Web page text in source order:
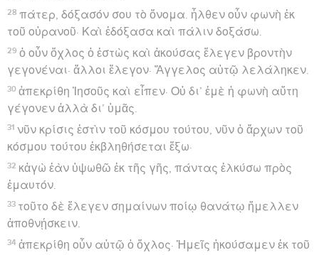
28 πάτερ, δόξασόν σου τὸ ὄνομα. ἦλθεν οὖν φωνὴ ἐκ
τοῦ οὐρανοῦ· Καὶ ἐδόξασα καὶ πάλιν δοξάσω.
29 ὁ οὖν ὄχλος ὁ ἑστὼς καὶ ἀκούσας ἔλεγεν βροντὴν
γεγονέναι· ἄλλοι ἔλεγον· Ἄγγελος αὐτῷ λελάληκεν.
30 ἀπεκρίθη Ἰησοῦς καὶ εἶπεν· Οὐ δι’ ἐμὲ ἡ φωνὴ αὕτη
γέγονεν ἀλλὰ δι’ ὑμᾶς.
31 νῦν κρίσις ἐστὶν τοῦ κόσμου τούτου, νῦν ὁ ἄρχων τοῦ
κόσμου τούτου ἐκβληθήσεται ἔξω·
32 κἀγὼ ἐὰν ὑψωθῶ ἐκ τῆς γῆς, πάντας ἑλκύσω πρὸς
ἐμαυτόν.
33 τοῦτο δὲ ἔλεγεν σημαίνων ποίῳ θανάτῳ ἤμελλεν
ἀποθνῄσκειν.
34 ἀπεκρίθη οὖν αὐτῷ ὁ ὄχλος· Ἡμεῖς ἠκούσαμεν ἐκ τοῦ